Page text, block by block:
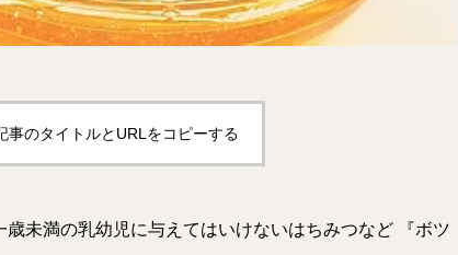
事のタイトルとURLをコピーする
未満の乳幼児に与えてはいけないはちみつなど 『ボツ